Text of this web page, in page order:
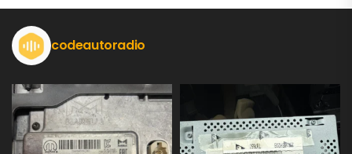
codeautoradio